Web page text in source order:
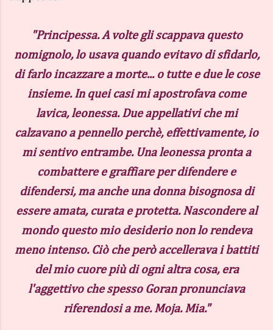
"Principessa. A volte gli scappava questo
nomignolo, lo usava quando evitavo di sfidarlo,
di farlo incazzare a morte... o tutte e due le cose
insieme. In quei casi mi apostrofava come
lavica, leonessa. Due appellativi che mi
calzavano a pennello perchè, effettivamente, io
mi sentivo entrambe. Una leonessa pronta a
combattere e graffiare per difendere e
difendersi, ma anche una donna bisognosa di
essere amata, curata e protetta. Nascondere al
mondo questo mio desiderio non lo rendeva
meno intenso. Ciò che però accellerava i battiti
del mio cuore più di ogni altra cosa, era
l'aggettivo che spesso Goran pronunciava
riferendosi a me. Moja. Mia."